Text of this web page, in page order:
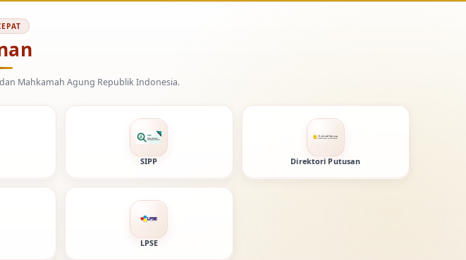
Republik Indonesia.
SIPP Direktori Putusan
LPSE